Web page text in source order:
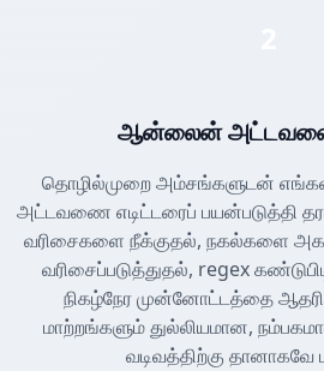
ஆன்லைன் அட்டவணை
தொழில்முறை அம்சங்களுடன்
அட்டவணை எடிட்டரைப் பயன்படுத்தி
வரிசைகளை நீக்குதல், நகல்களை
வரிசைப்படுத்துதல், regex
நிகழ்நேர முன்னோட்டத்தை
மாற்றங்களும் துல்லியமான,
வடிவத்திற்கு தானாகவே